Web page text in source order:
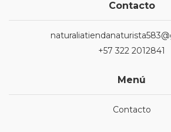
Contacto
+57 322 2012841
Menú
Contacto